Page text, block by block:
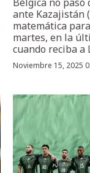
ante Kazajistán
matemática
martes, en la
cuando reciba a
Noviembre 15, 2025